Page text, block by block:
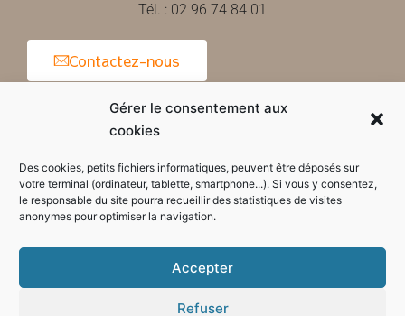
Gérer le consentement aux
cookies
Des cookies, petits fichiers informatiques, peuvent être déposés sur
votre terminal (ordinateur, tablette, smartphone...). Si vous y consentez,
le responsable du site pourra recueillir des statistiques de visites
anonymes pour optimiser la navigation.
Accepter
Refuser
Tél. : 02 96 74 84 01
Contactez-nous
Horaires d'ouverture de la mairie